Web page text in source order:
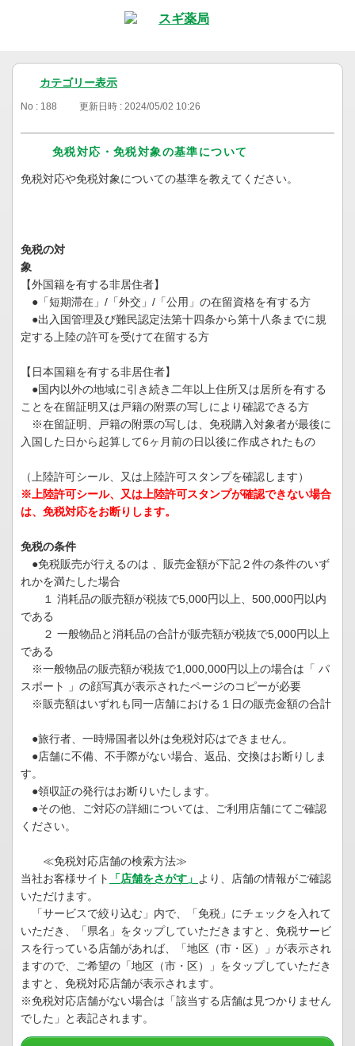
カテゴリー表示
No : 188 更新日時 : 2024/05/02 10:26
免税対応・免税対象の基準について
免税対応や免税対象についての基準を教えてください。
免税の対
象
【外国籍を有する非居住者】
●「短期滞在」/「外交」/「公用」の在留資格を有する方
●出入国管理及び難民認定法第十四条から第十八条までに規
定する上陸の許可を受けて在留する方
【日本国籍を有する非居住者】
●国内以外の地域に引き続き二年以上住所又は居所を有する
ことを在留証明又は戸籍の附票の写しにより確認できる方
※在留証明、戸籍の附票の写しは、免税購入対象者が最後に
入国した日から起算して6ヶ月前の日以後に作成されたもの
（上陸許可シール、又は上陸許可スタンプを確認します）
※上陸許可シール、又は上陸許可スタンプが確認できない場合
は、免税対応をお断りします。
免税の条件
●免税販売が行えるのは 、販売金額が下記２件の条件のいず
れかを満たした場合
１ 消耗品の販売額が税抜で5,000円以上、500,000円以内
である
２ 一般物品と消耗品の合計が販売額が税抜で5,000円以上
である
※一般物品の販売額が税抜で1,000,000円以上の場合は「 パ
スポート 」の顔写真が表示されたページのコピーが必要
※販売額はいずれも同一店舗における１日の販売金額の合計
●旅行者、一時帰国者以外は免税対応はできません。
●店舗に不備、不手際がない場合、返品、交換はお断りしま
す。
●領収証の発行はお断りいたします。
●その他、ご対応の詳細については、ご利用店舗にてご確認
ください。
≪免税対応店舗の検索方法≫
当社お客様サイト
「店舗をさがす」 より、店舗の情報がご確認
いただけます。
「サービスで絞り込む」内で、「免税」にチェックを入れて
いただき、「県名」をタップしていただきますと、免税サービ
スを行っている店舗があれば、「地区（市・区）」が表示され
ますので、ご希望の「地区（市・区）」をタップしていただき
ますと、免税対応店舗が表示されます。
※免税対応店舗がない場合は「該当する店舗は見つかりません
でした」と表記されます。